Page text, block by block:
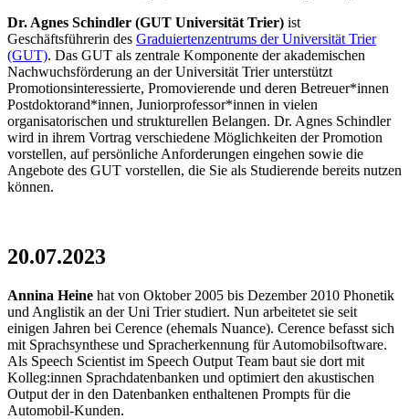
Dr. Agnes Schindler (GUT Universität Trier) ist
Geschäftsführerin des Graduiertenzentrums der Universität Trier
(GUT). Das GUT als zentrale Komponente der akademischen
Nachwuchsförderung an der Universität Trier unterstützt
Promotionsinteressierte, Promovierende und deren Betreuer*innen
Postdoktorand*innen, Juniorprofessor*innen in vielen
organisatorischen und strukturellen Belangen. Dr. Agnes Schindler
wird in ihrem Vortrag verschiedene Möglichkeiten der Promotion
vorstellen, auf persönliche Anforderungen eingehen sowie die
Angebote des GUT vorstellen, die Sie als Studierende bereits nutzen
können.
20.07.2023
Annina Heine hat von Oktober 2005 bis Dezember 2010 Phonetik
und Anglistik an der Uni Trier studiert. Nun arbeitetet sie seit
einigen Jahren bei Cerence (ehemals Nuance). Cerence befasst sich
mit Sprachsynthese und Spracherkennung für Automobilsoftware.
Als Speech Scientist im Speech Output Team baut sie dort mit
Kolleg:innen Sprachdatenbanken und optimiert den akustischen
Output der in den Datenbanken enthaltenen Prompts für die
Automobil-Kunden.